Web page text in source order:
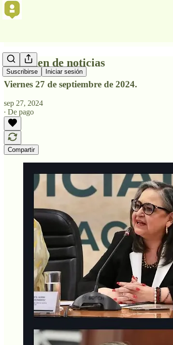
Suscribirse Iniciar sesión
Resumen de noticias
Viernes 27 de septiembre de 2024.
sep 27, 2024
∙ De pago
Compartir